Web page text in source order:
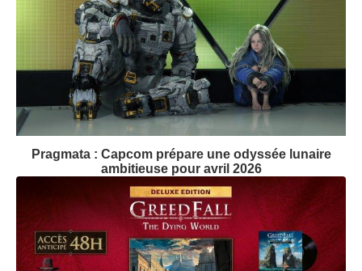
Pragmata : Capcom prépare une odyssée lunaire
ambitieuse pour avril 2026